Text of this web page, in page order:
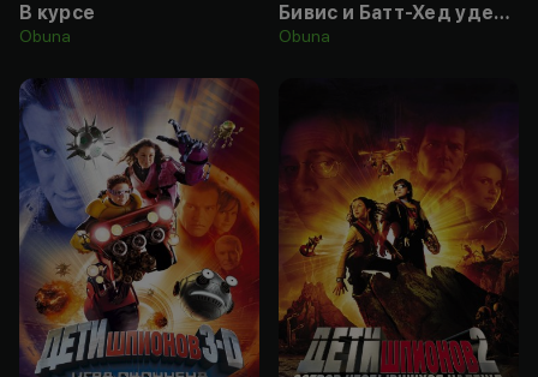
В курсе
Obuna
Бивис и Батт-Хед уделывают Вселенную
Obuna